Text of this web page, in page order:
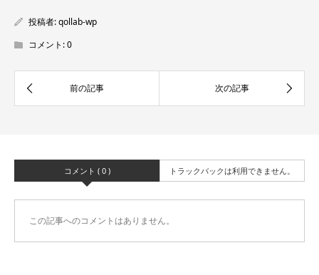
投稿者:qollab-wp
コメント:0
コメント ( 0 ) トラックバックは利用できません。
この記事へのコメントはありません。